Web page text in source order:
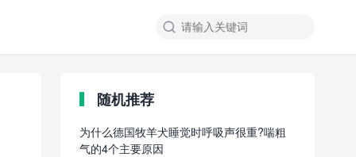
随机推荐
为什么德国牧羊犬睡觉时呼吸声很重?喘粗
气的4个主要原因